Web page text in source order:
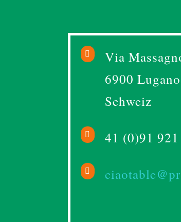

Via
6900
Schweiz
 41 (0)91
